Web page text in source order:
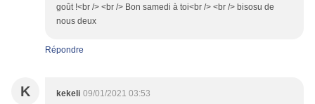
goût !<br /> <br /> Bon samedi à toi<br /> <br /> bisosu de
nous deux
Répondre
K kekeli 09/01/2021 03:53